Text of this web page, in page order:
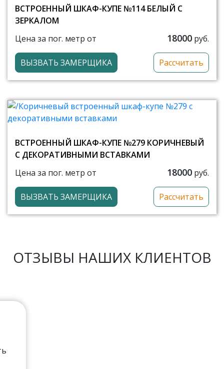
ВСТРОЕННЫЙ ШКАФ-КУПЕ №114 БЕЛЫЙ С
ЗЕРКАЛОМ
Цена за пог. метр от
18000 руб.
ВЫЗВАТЬ ЗАМЕРЩИКА Рассчитать
ВСТРОЕННЫЙ ШКАФ-КУПЕ №279 КОРИЧНЕВЫЙ
С ДЕКОРАТИВНЫМИ ВСТАВКАМИ
Цена за пог. метр от
18000 руб.
ВЫЗВАТЬ ЗАМЕРЩИКА Рассчитать
ОТЗЫВЫ НАШИХ КЛИЕНТОВ